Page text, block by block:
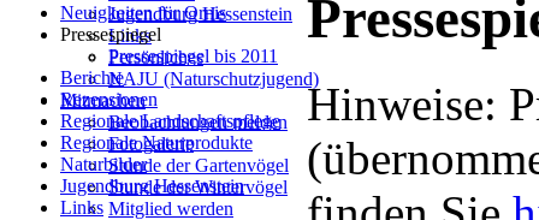
Jugendburg Hessenstein
Links
Persönliches
NAJU (Naturschutzjugend)
Mitmachen
Beobachtungen melden
Fotogalerie
Stunde der Gartenvögel
Stunde der Wintervögel
Mitglied werden
Neuigkeiten für Ornis
Pressespiegel
Pressespiegel bis 2011
Berichte
Rezensionen
Regionale Landschaftspflege
Regionale Naturprodukte
Naturbilder
Jugendburg Hessenstein
Links
Hinweise: